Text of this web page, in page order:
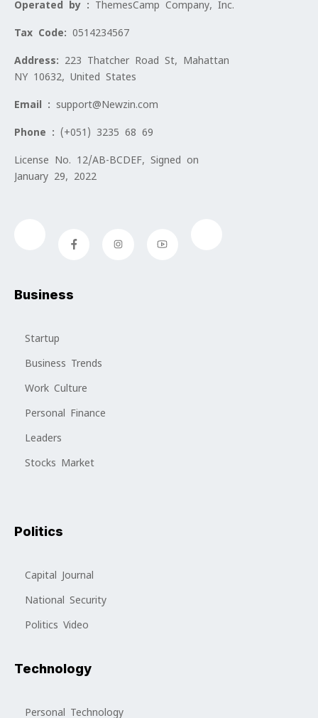
Operated by : ThemesCamp Company, Inc.
Tax Code: 0514234567
Address: 223 Thatcher Road St, Mahattan
NY 10632, United States
Email : support@Newzin.com
Phone : (+051) 3235 68 69
License No. 12/AB-BCDEF, Signed on
January 29, 2022
Business
Startup
Business Trends
Work Culture
Personal Finance
Leaders
Stocks Market
Politics
Capital Journal
National Security
Politics Video
Technology
Personal Technology